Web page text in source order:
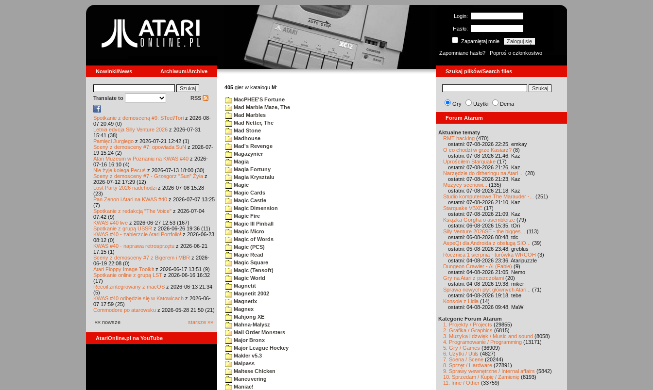
Login:
Hasło:
Zapamiętaj mnie
Zapomniane hasło?
Poproś o członkostwo
Nowinki/News Archiwum/Archive Szukaj plików/Search files
Translate to RSS
Spotkanie z demosceną #9: STeel/Tori z 2026-08-
07 20:49 (0)
Letnia edycja Silly Venture 2026 z 2026-07-31
15:41 (38)
Pamięci Jurgiego z 2026-07-21 12:42 (1)
Sceny z demosceny #7: opowiada SuN z 2026-07-
19 15:24 (2)
Atari Muzeum w Poznaniu na KWAS #40 z 2026-
07-16 16:10 (4)
Nie żyje kolega Pecuś z 2026-07-13 18:00 (30)
Sceny z demosceny #7 - Grzegorz "Sun" Żyła z
2026-07-12 17:29 (12)
Lost Party 2026 nadchodzi z 2026-07-08 15:28
(23)
Pan Zenon i Atari na KWAS #40 z 2026-07-07 13:25
(7)
Spotkanie z redakcją "The Voice" z 2026-07-04
07:42 (9)
KWAS #40 live z 2026-06-27 12:53 (167)
Spotkanie z grupą USSR z 2026-06-26 19:36 (11)
KWAS #40 - zabierzcie Atari Portfolio! z 2026-06-23
08:12 (0)
KWAS #40 - naprawa retrosprzętu z 2026-06-21
17:15 (1)
Sceny z demosceny #7 z Bigerem i MBR z 2026-
06-19 22:08 (0)
Atari Floppy Image Toolkit z 2026-06-17 13:51 (9)
Spotkanie online z grupą LST z 2026-06-16 16:32
(17)
Recoil zintegrowany z macOS z 2026-06-13 21:34
(5)
KWAS #40 odbędzie się w Katowicach z 2026-06-
07 17:59 (25)
Commodore po atarowsku z 2026-05-28 21:50 (21)
«« nowsze starsze »»
AtariOnline.pl na YouTube
405 gier w katalogu M:
MacPHEE'S Fortune
Mad Marble Maze, The
Mad Marbles
Mad Netter, The
Mad Stone
Madhouse
Mad's Revenge
Magazynier
Magia
Magia Fortuny
Magia Krysztalu
Magic
Magic Cards
Magic Castle
Magic Dimension
Magic Fire
Magic III Pinball
Magic Micro
Magic of Words
Magic (PCS)
Magic Read
Magic Square
Magic (Tensoft)
Magic World
Magnetit
Magnetit 2002
Magnetix
Magnex
Mahjong XE
Mahna-Malysz
Mail Order Monsters
Major Bronx
Major League Hockey
Makler v5.3
Malpass
Maltese Chicken
Maneuvering
Maniac!
Gry Użytki Dema
Forum Atarum
Aktualne tematy
RMT hacking (470)
ostatni: 07-08-2026 22:25, emkay
O co chodzi w grze Kasiarz? (8)
ostatni: 07-08-2026 21:46, Kaz
Uprościłem Starquake (17)
ostatni: 07-08-2026 21:26, Kaz
Narzędzie do ditheringu na Atari ...
(28)
ostatni: 07-08-2026 21:23, Kaz
Muzycy scenowi...
(135)
ostatni: 07-08-2026 21:18, Kaz
Studio komputerowe The Marauder -...
(251)
ostatni: 07-08-2026 21:10, Kaz
Starquake VBXE (17)
ostatni: 07-08-2026 21:09, Kaz
Książka Gorgha o asemblerze (79)
ostatni: 06-08-2026 15:35, tOri
Silly Venture 2026SE - the bigges...
(113)
ostatni: 06-08-2026 00:48, tdc
AspeQt dla Androida z obsługą SIO...
(39)
ostatni: 05-08-2026 23:48, greblus
Rocznica 1 sierpnia - turówka WRCOH (3)
ostatni: 04-08-2026 23:36, Ataripuzzle
Dungeon Crawler - AI (Fable) (9)
ostatni: 04-08-2026 21:05, Nemo
Gry na Atari z pszczołami (20)
ostatni: 04-08-2026 19:38, miker
Sprawa nowych płyt głównych Atari...
(71)
ostatni: 04-08-2026 19:18, tebe
Konsole z Lidla (14)
ostatni: 04-08-2026 09:48, MaW
Kategorie Forum Atarum
1. Projekty / Projects (29855)
2. Grafika / Graphics (6815)
3. Muzyka i dźwięk / Music and sound (8058)
4. Programowanie / Programming (13171)
5. Gry / Games (36909)
6. Użytki / Utils (4827)
7. Scena / Scene (20244)
8. Sprzęt / Hardware (27891)
9. Sprawy wewnętrzne / Internal affairs (5842)
10. Sprzedam / Kupię / Zamienię (8193)
11. Inne / Other (33759)